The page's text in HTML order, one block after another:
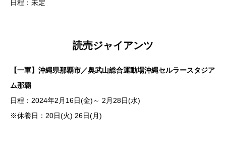
日程：未定
読売ジャイアンツ
【一軍】沖縄県那覇市／奥武山総合運動場沖縄セルラースタジア
ム那覇
日程：2024年2月16日(金)～ 2月28日(水)
※休養日：20日(火) 26日(月)